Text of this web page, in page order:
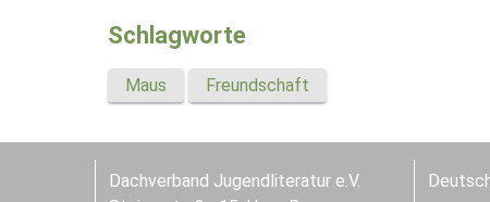
Schlagworte
Maus Freundschaft
Dachverband Jugendliteratur e.V.